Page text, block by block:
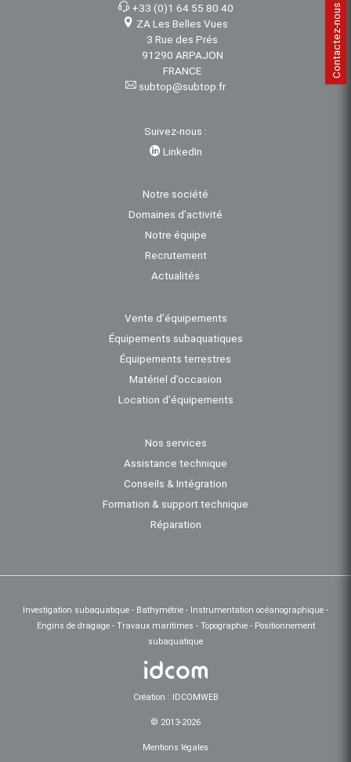
+33 (0)1 64 55 80 40
ZA Les Belles Vues
3 Rue des Prés
91290 ARPAJON
FRANCE
subtop@subtop.fr
Suivez-nous :
LinkedIn
Notre société
Domaines d’activité
Notre équipe
Recrutement
Actualités
Vente d’équipements
Équipements subaquatiques
Équipements terrestres
Matériel d’occasion
Location d’équipements
Nos services
Assistance technique
Conseils & Intégration
Formation & support technique
Réparation
Investigation subaquatique - Bathymétrie - Instrumentation océanographique -
Engins de dragage - Travaux maritimes - Topographie - Positionnement
subaquatique
Création : IDCOMWEB
© 2013-2026
Mentions légales
Contactez-nous